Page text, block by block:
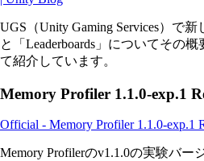
UGS（Unity Gaming Services）で新
と「Leaderboards」についてその
て紹介しています。
Memory Profiler 1.1.0-exp.1
Official - Memory Profiler 1.1.0-exp.1
Memory Profilerのv1.1.0の実験バー